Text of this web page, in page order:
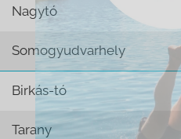
Nagytó
Somogyudvarhely
Birkás-tó
Tarany